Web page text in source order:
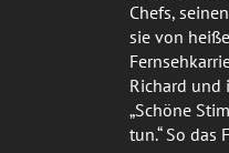
Chefs,
sie von
Richard und
„Schöne
tun.“ So das